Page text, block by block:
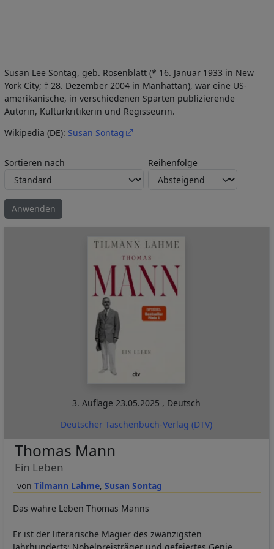
Susan Lee Sontag, geb. Rosenblatt (* 16. Januar 1933 in New
York City; † 28. Dezember 2004 in Manhattan), war eine US-
amerikanische, in verschiedenen Sparten publizierende
Autorin, Kulturkritikerin und Regisseurin.
Wikipedia (DE): Susan Sontag
Sortieren nach Reihenfolge
3. Auflage23.05.2025 , Deutsch
Deutscher Taschenbuch-Verlag (DTV)
Tilmann Lahme Susan Sontag
Thomas Mann
Ein Leben
Das wahre Leben Thomas Manns
Er ist der literarische Magier des zwanzigsten